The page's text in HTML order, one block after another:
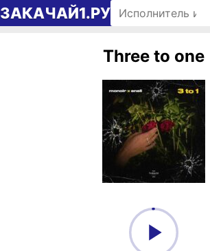
Перейти к содержимому
ЗАКАЧАЙ1.РУ Поиск рингтонов
Three to one